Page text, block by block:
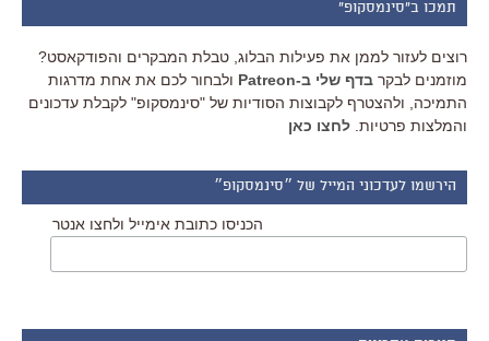
תמכו ב"סינמסקופ"
רוצים לעזור לממן את פעילות הבלוג, טבלת המבקרים והפודקאסט?
מוזמנים לבקר בדף שלי ב-Patreon
ולבחור לכם את אחת מדרגות
התמיכה, ולהצטרף לקבוצות הסודיות של "סינמסקופ" לקבלת עדכונים
והמלצות פרטיות. לחצו כאן
הירשמו לעדכוני המייל של ״סינמסקופ״
הכניסו כתובת אימייל ולחצו אנטר